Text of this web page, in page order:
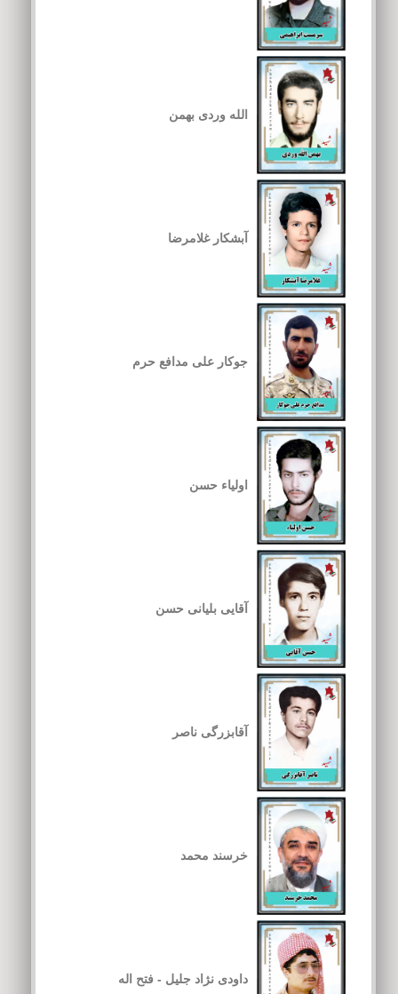
الله وردی بهمن
آبشکار غلامرضا
جوکار علی مدافع حرم
اولیاء حسن
آقایی بلیانی حسن
آقابزرگی ناصر
خرسند محمد
داودی نژاد جلیل - فتح اله